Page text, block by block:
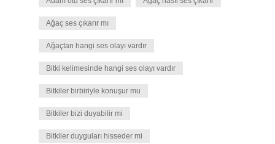
Ağaç ses çıkarır mı
Ağaçtan hangi ses olayı vardır
Bitki kelimesinde hangi ses olayı vardır
Bitkiler birbiriyle konuşur mu
Bitkiler bizi duyabilir mi
Bitkiler duyguları hisseder mi